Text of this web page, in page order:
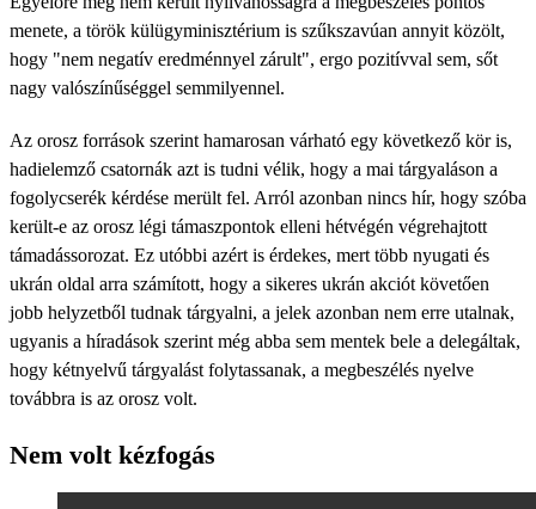
menete, a török külügyminisztérium is szűkszavúan annyit közölt,
hogy "nem negatív eredménnyel zárult", ergo pozitívval sem, sőt
nagy valószínűséggel semmilyennel.
Az orosz források szerint hamarosan várható egy következő kör is,
hadielemző csatornák azt is tudni vélik, hogy a mai tárgyaláson a
fogolycserék kérdése merült fel. Arról azonban nincs hír, hogy szóba
került-e az orosz légi támaszpontok elleni hétvégén végrehajtott
támadássorozat. Ez utóbbi azért is érdekes, mert több nyugati és
ukrán oldal arra számított, hogy a sikeres ukrán akciót követően
jobb helyzetből tudnak tárgyalni, a jelek azonban nem erre utalnak,
ugyanis a híradások szerint még abba sem mentek bele a delegáltak,
hogy kétnyelvű tárgyalást folytassanak, a megbeszélés nyelve
továbbra is az orosz volt.
Nem volt kézfogás